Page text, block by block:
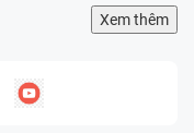
Xem thêm